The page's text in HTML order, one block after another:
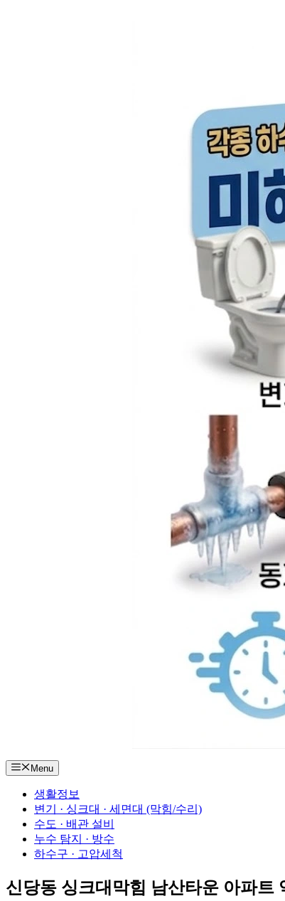
Menu
생활정보
변기 · 싱크대 · 세면대 (막힘/수리)
수도 · 배관 설비
누수 탐지 · 방수
하수구 · 고압세척
신당동 싱크대막힘 남산타운 아파트